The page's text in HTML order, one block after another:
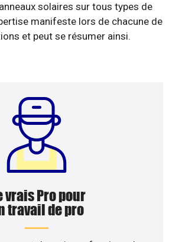
solaires sur tous types de
manifeste lors de chacune de
et peut se résumer ainsi.
vrais Pro pour
travail de pro